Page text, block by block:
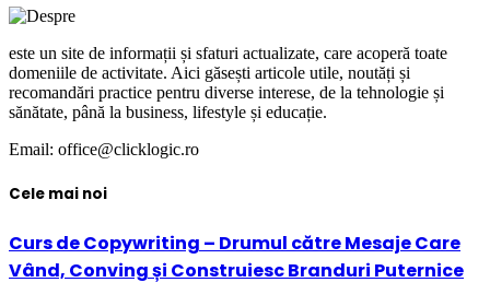
este un site de informații și sfaturi actualizate, care acoperă toate
domeniile de activitate. Aici găsești articole utile, noutăți și
recomandări practice pentru diverse interese, de la tehnologie și
sănătate, până la business, lifestyle și educație.
Email: office@clicklogic.ro
Cele mai noi
Curs de Copywriting – Drumul către Mesaje Care
Vând, Conving și Construiesc Branduri Puternice